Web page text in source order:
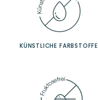
KÜNSTLICHE FARBSTOFFE